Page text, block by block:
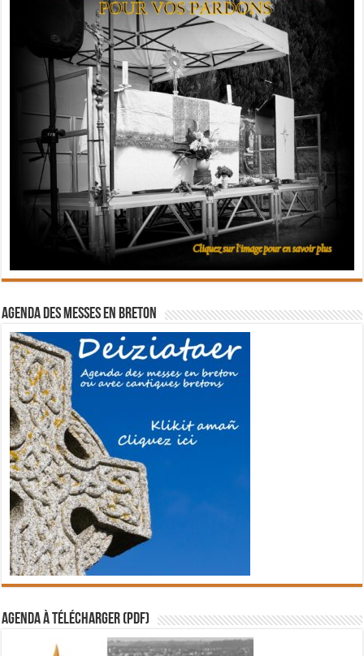
Agenda des messes en breton
Agenda à télécharger (PDF)